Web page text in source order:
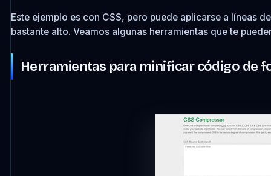
Este ejemplo es con CSS, pero puede aplicarse a líneas
bastante alto. Veamos algunas herramientas que te
Herramientas para minificar código de